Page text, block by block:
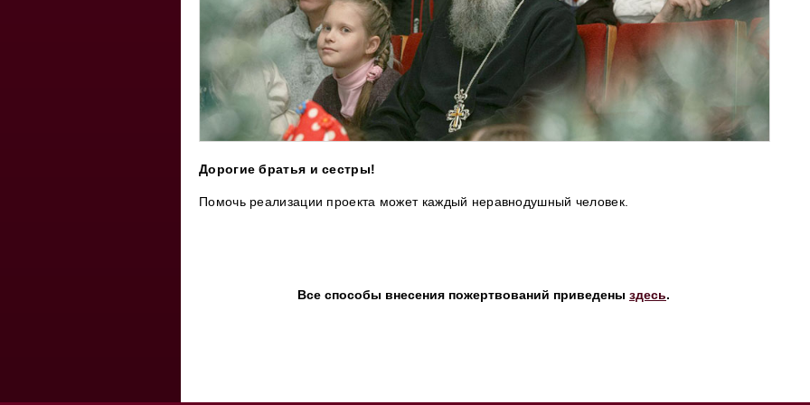
Дорогие братья и сестры!
Помочь реализации проекта может каждый неравнодушный человек.
Все способы внесения пожертвований приведены здесь.